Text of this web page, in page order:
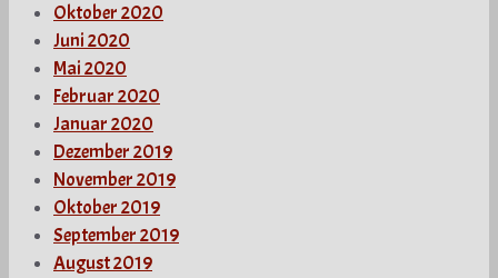
Oktober 2020
Juni 2020
Mai 2020
Februar 2020
Januar 2020
Dezember 2019
November 2019
Oktober 2019
September 2019
August 2019